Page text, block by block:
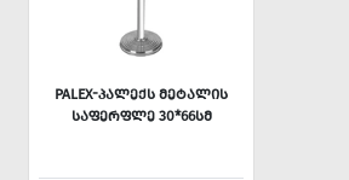
PALEX-ᲞᲐᲚᲔᲥᲡ ᲛᲔᲢᲐᲚᲘᲡ
ᲡᲐᲤᲔᲠᲤᲚᲔ 30*66ᲡᲛ